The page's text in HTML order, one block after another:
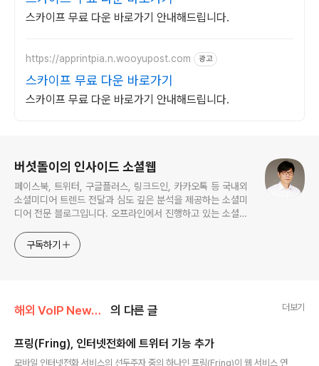
스카이프 무료 다운 바로가기 안내해드립니다.
https://apprintpia.n.wooyupost.com 광고
스카이프 무료 다운 바로가기
스카이프 무료 다운 바로가기 안내해드립니다.
버섯돌이의 인사이드 소셜웹
페이스북, 트위터, 구글플러스, 링크드인, 카카오톡 등 국내외
소셜미디어 트렌드 전달과 심도 깊은 분석을 제공하는 소셜미
디어 전문 블로그입니다. 오프라인에서 진행하고 있는 소셜미
구독하기
해외 VoIP News/Mobile VoIP 의 다른 글 더보기
프링(Fring), 인터넷전화에 트위터 기능 추가
모바일 인터넷전화 서비스의 선두주자 중의 하나인 프링(Fring)이 웹 서비스 연